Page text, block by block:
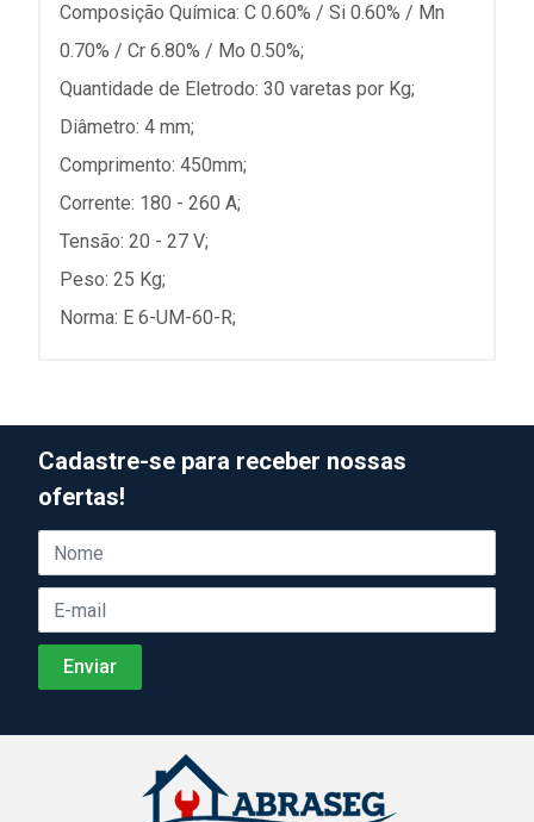
Composição Química: C 0.60% / Si 0.60% / Mn
0.70% / Cr 6.80% / Mo 0.50%;
Quantidade de Eletrodo: 30 varetas por Kg;
Diâmetro: 4 mm;
Comprimento: 450mm;
Corrente: 180 - 260 A;
Tensão: 20 - 27 V;
Peso: 25 Kg;
Norma: E 6-UM-60-R;
Cadastre-se para receber nossas
ofertas!